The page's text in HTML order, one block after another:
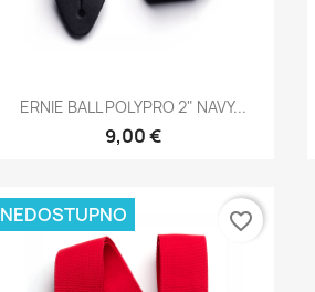
 Brzi pregled
ERNIE BALL POLYPRO 2" NAVY...
9,00 €
NEDOSTUPNO favorite_border